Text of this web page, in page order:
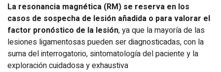
La resonancia magnética (RM) se reserva en los
casos de sospecha de lesión añadida o para valorar el
factor pronóstico de la lesión, ya que la mayoría de las
lesiones ligamentosas pueden ser diagnosticadas, con la
suma del interrogatorio, sintomatología del paciente y la
exploración cuidadosa y exhaustiva